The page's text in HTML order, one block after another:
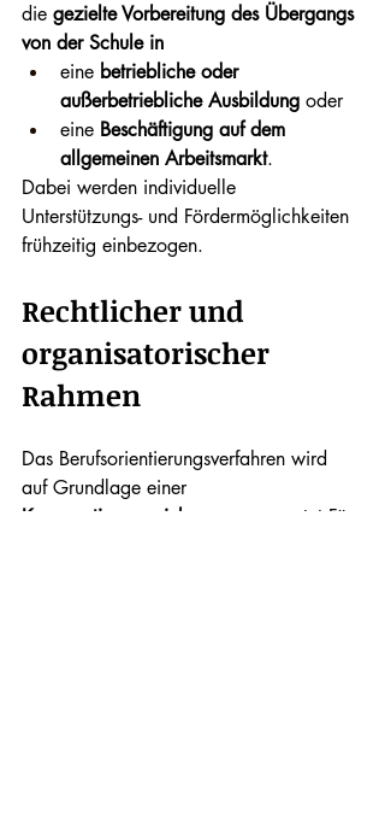
die gezielte Vorbereitung des Übergangs
von der Schule in
eine betriebliche oder
außerbetriebliche Ausbildung oder
eine Beschäftigung auf dem
allgemeinen Arbeitsmarkt.
Dabei werden individuelle
Unterstützungs- und Fördermöglichkeiten
frühzeitig einbezogen.
Rechtlicher und
organisatorischer
Rahmen
Das Berufsorientierungsverfahren wird
auf Grundlage einer
Kooperationsvereinbarung
umgesetzt.Für